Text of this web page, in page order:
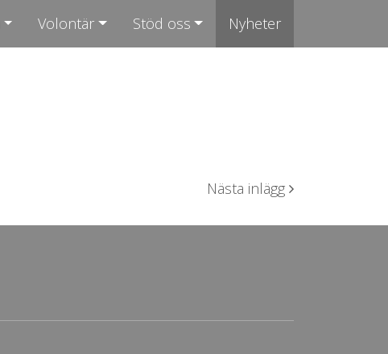
Volontär Stöd oss Nyheter
Nästa inlägg